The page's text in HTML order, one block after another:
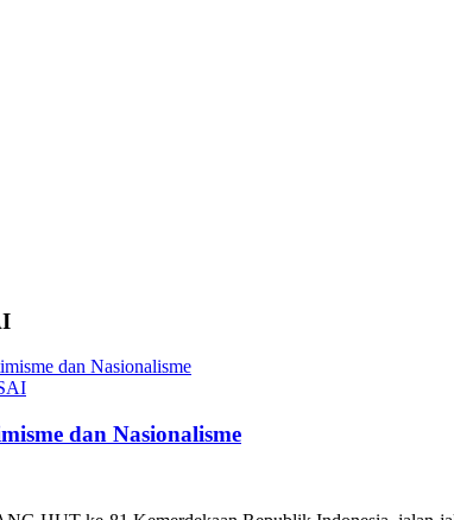
dan Nasionalisme